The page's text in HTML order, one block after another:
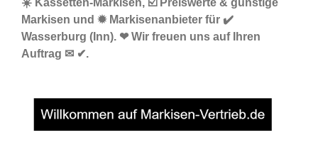
☀️ Kassetten-Markisen, ☑️ Preiswerte & günstige
Markisen und ✹ Markisenanbieter für ✔️
Wasserburg (Inn). ❤ Wir freuen uns auf Ihren
Auftrag ✉ ✔.